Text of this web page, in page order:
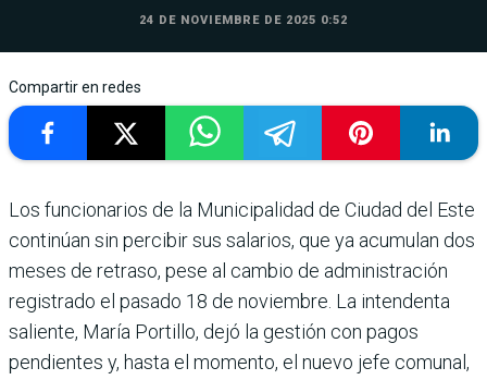
24 DE NOVIEMBRE DE 2025 0:52
Compartir en redes
Los funcionarios de la Municipalidad de Ciu­dad del Este
conti­núan sin percibir sus salarios, que ya acumulan dos
meses de retraso, pese al cambio de administración
registrado el pasado 18 de noviembre. La intendenta
saliente, María Portillo, dejó la gestión con pagos
pendientes y, hasta el momento, el nuevo jefe comu­nal,